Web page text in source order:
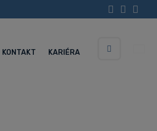
KONTAKT KARIÉRA